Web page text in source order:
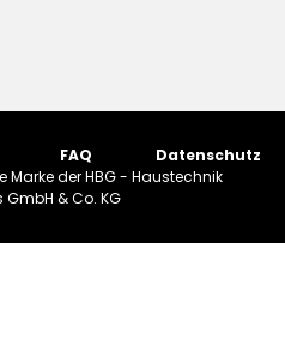
Marke der HBG - Haustechnik
& Co. KG
FAQ Datenschutz